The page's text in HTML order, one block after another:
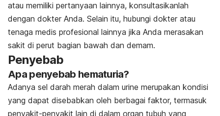
atau memiliki pertanyaan lainnya, konsultasikanlah
dengan dokter Anda. Selain itu, hubungi dokter atau
tenaga medis profesional lainnya jika Anda merasakan
sakit di perut bagian bawah dan demam.
Penyebab
Apa penyebab hematuria?
Adanya sel darah merah dalam urine merupakan kondisi
yang dapat disebabkan oleh berbagai faktor, termasuk
penyakit-penyakit lain di dalam organ tubuh yang